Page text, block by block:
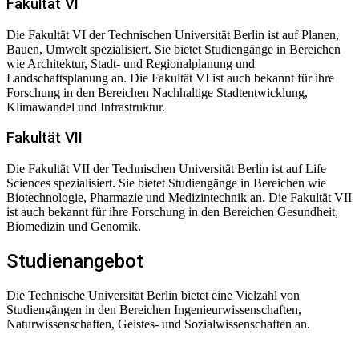
Fakultät VI
Die Fakultät VI der Technischen Universität Berlin ist auf Planen,
Bauen, Umwelt spezialisiert. Sie bietet Studiengänge in Bereichen
wie Architektur, Stadt- und Regionalplanung und
Landschaftsplanung an. Die Fakultät VI ist auch bekannt für ihre
Forschung in den Bereichen Nachhaltige Stadtentwicklung,
Klimawandel und Infrastruktur.
Fakultät VII
Die Fakultät VII der Technischen Universität Berlin ist auf Life
Sciences spezialisiert. Sie bietet Studiengänge in Bereichen wie
Biotechnologie, Pharmazie und Medizintechnik an. Die Fakultät VII
ist auch bekannt für ihre Forschung in den Bereichen Gesundheit,
Biomedizin und Genomik.
Studienangebot
Die Technische Universität Berlin bietet eine Vielzahl von
Studiengängen in den Bereichen Ingenieurwissenschaften,
Naturwissenschaften, Geistes- und Sozialwissenschaften an.